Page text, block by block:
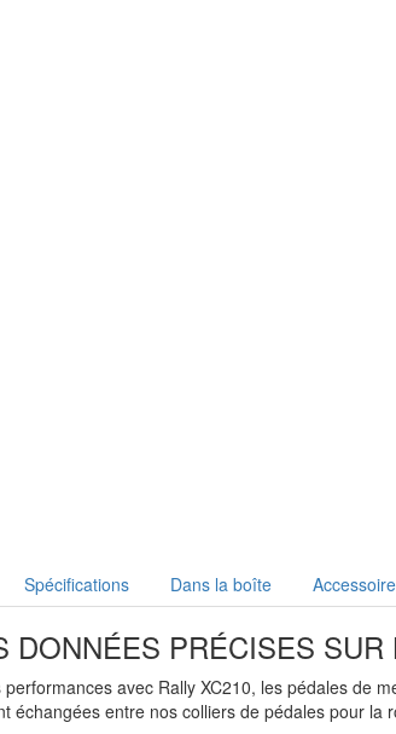
Spécifications Dans la boîte
DONNÉES PRÉCISES
avec Rally XC210, les pédales de
échangées entre nos colliers de pédales pour la